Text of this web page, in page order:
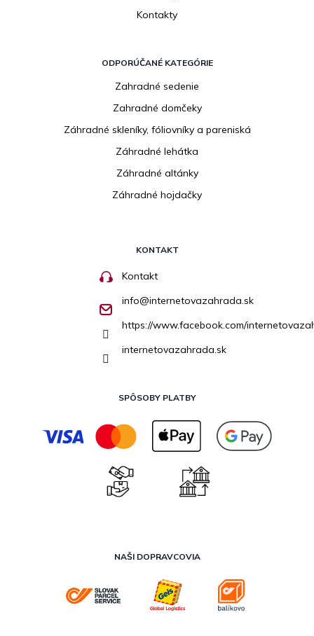
Kontakty
ODPORÚČANÉ KATEGÓRIE
Zahradné sedenie
Zahradné domčeky
Záhradné skleníky, fóliovníky a pareniská
Záhradné lehátka
Záhradné altánky
Záhradné hojdačky
KONTAKT
Kontakt
info@internetovazahrada.sk
https://www.facebook.com/
internetovazahrada.sk
SPÔSOBY PLATBY
NAŠI DOPRAVCOVIA